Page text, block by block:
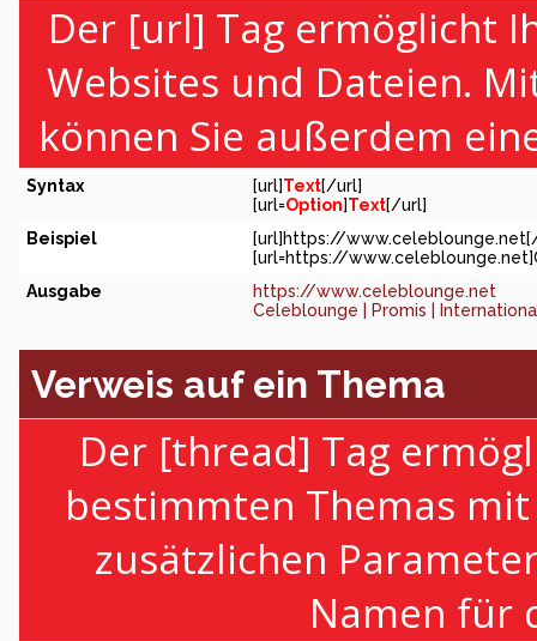
Der [url] Tag ermöglicht
Websites und Dateien.
können Sie außerdem
Syntax [url]Text[/url]
[url=Option]Text[/url]
Beispiel
[url]https://
[url=https://
Ausgabe
https://www.celeblounge.net
Celeblounge | Promis |
Verweis auf ein Thema
Der [thread] Tag
bestimmten Themas
zusätzlichen
Namen für